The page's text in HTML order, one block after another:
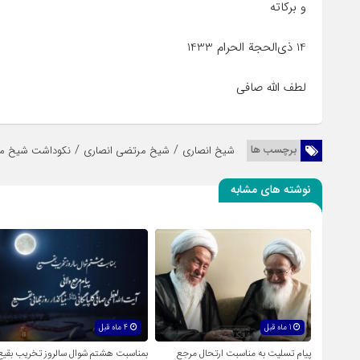
و برکاته
14 ذی‌الحجة الحرام 1433
لطف الله صافی
برچسب ها شیخ انصاری / شیخ مرتضی انصاری / نکوداشت شیخ
نوشته های مشابه
1 ماه قبل
پیام تسلیت به مناسبت ارتحال مرجع
4 ماه قبل
بمناسبت هشتم شوال سالروز تخریب